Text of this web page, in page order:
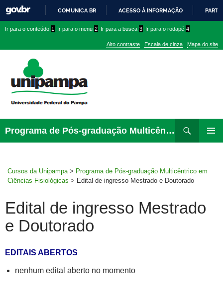
PARA
CONTEÚDO
COMUNICA BR ACESSO À INFORMAÇÃO
conteúdo
menu
superior
menu
Ir para o conteúdo 1 Ir para o menu 2 Ir para a busca 3 Ir para o rodapé 4
Alto contraste Escala de cinza Mapa do site
Programa de Pós-graduação Multicêntrico em Ciências Fisiológicas
para
Cursos da Unipampa > Programa de Pós-graduação Multicêntrico em
Ciências Fisiológicas > Edital de ingresso Mestrado e Doutorado
Edital de ingresso Mestrado
e Doutorado
EDITAIS ABERTOS
nenhum edital aberto no momento